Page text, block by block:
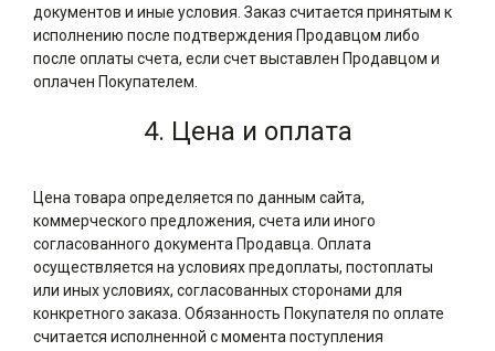
документов и иные условия. Заказ считается принятым к
исполнению после подтверждения Продавцом либо
после оплаты счета, если счет выставлен Продавцом и
оплачен Покупателем.
4. Цена и оплата
Цена товара определяется по данным сайта,
коммерческого предложения, счета или иного
согласованного документа Продавца. Оплата
осуществляется на условиях предоплаты, постоплаты
или иных условиях, согласованных сторонами для
конкретного заказа. Обязанность Покупателя по оплате
считается исполненной с момента поступления